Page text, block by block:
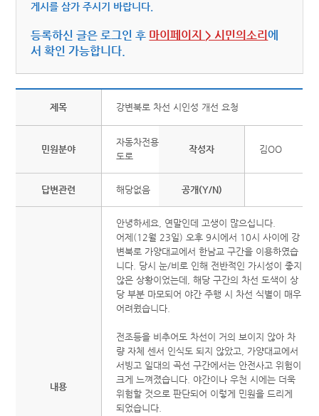
게시를 삼가 주시기 바랍니다.
등록하신 글은 로그인 후 마이페이지 > 시민의소리에
서 확인 가능합니다.
제목 강변북로 차선 시인성 개선 요청
민원분야
자동차전용
도로
작성자 김OO
답변관련 해당없음 공개(Y/N)
내용
안녕하세요, 연말인데 고생이 많으십니다.
어제(12월 23일) 오후 9시에서 10시 사이에 강
변북로 가양대교에서 한남교 구간을 이용하였습
니다. 당시 눈/비로 인해 전반적인 가시성이 좋지
않은 상황이었는데, 해당 구간의 차선 도색이 상
당 부분 마모되어 야간 주행 시 차선 식별이 매우
어려웠습니다.
전조등을 비추어도 차선이 거의 보이지 않아 차
량 자체 센서 인식도 되지 않았고, 가양대교에서
서빙고 일대의 곡선 구간에서는 안전사고 위험이
크게 느껴졌습니다. 야간이나 우천 시에는 더욱
위험할 것으로 판단되어 이렇게 민원을 드리게
되었습니다.